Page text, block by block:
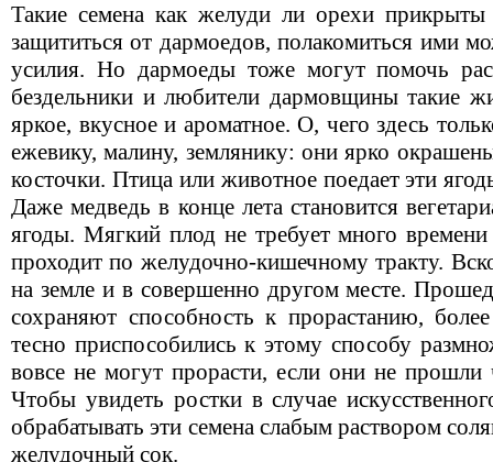
Такие семена как желуди ли орехи
защититься от дармоедов, полакомиться ими
усилия. Но дармоеды тоже могут помочь
бездельники и любители дармовщины такие
яркое, вкусное и ароматное. О, чего здесь
ежевику, малину, землянику: они ярко
косточки. Птица или животное поедает эти
Даже медведь в конце лета становится
ягоды. Мягкий плод не требует много
проходит по желудочно-кишечному тракту.
на земле и в совершенно другом месте.
сохраняют способность к прорастанию,
тесно приспособились к этому способу
вовсе не могут прорасти, если они не
Чтобы увидеть ростки в случае
обрабатывать эти семена слабым раствором
желудочный сок.